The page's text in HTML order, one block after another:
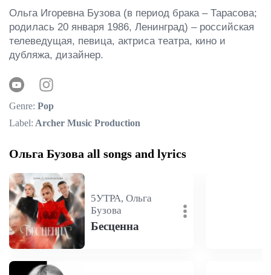
Ольга Игоревна Бузова (в период брака – Тарасова;
родилась 20 января 1986, Ленинград) – российская
телеведущая, певица, актриса театра, кино и
дубляжа, дизайнер.
Genre: Pop
Label: Archer Music Production
Ольга Бузова all songs and lyrics
5УТРА, Ольга
Бузова
Бесценна